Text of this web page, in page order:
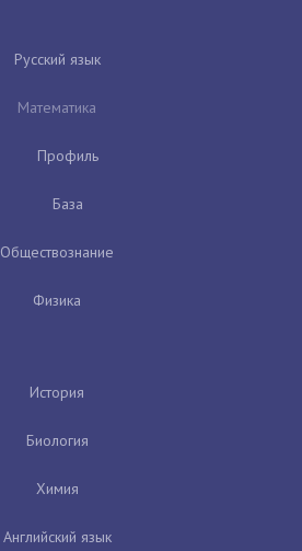
Русский язык
Математика
Профиль
База
Обществознание
Физика
История
Биология
Химия
Английский язык